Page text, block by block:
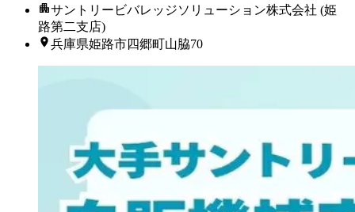
サントリービバレッジソリューション株式会社 (姫
路第二支店)
兵庫県姫路市四郷町山脇70